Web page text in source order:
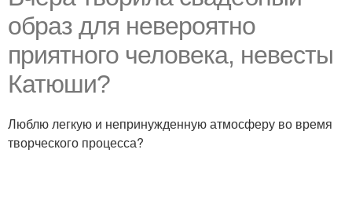
образ для невероятно
приятного человека, невесты
Катюши?
Люблю легкую и непринужденную атмосферу во время
творческого процесса?